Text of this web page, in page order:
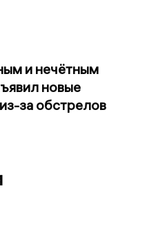
и нечётным
новые
за обстрелов